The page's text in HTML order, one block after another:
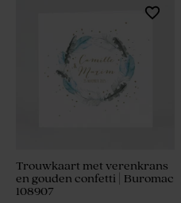
Trouwkaart met verenkrans
en gouden confetti | Buromac
108907